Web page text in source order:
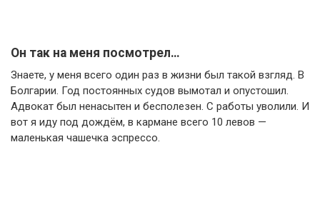
Он так на меня посмотрел…
Знаете, у меня всего один раз в жизни был такой взгляд. В
Болгарии. Год постоянных судов вымотал и опустошил.
Адвокат был ненасытен и бесполезен. С работы уволили. И
вот я иду под дождём, в кармане всего 10 левов —
маленькая чашечка эспрессо.